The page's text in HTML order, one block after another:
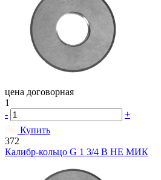
цена договорная
1
-
+
Купить
372
Калибр-кольцо G 1 3/4 В НЕ МИК